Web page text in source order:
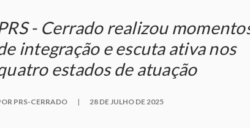
- Cerrado realizou
integração e escuta ativa nos
estados de atuação
PRS-CERRADO | 28 DE JULHO DE 2025